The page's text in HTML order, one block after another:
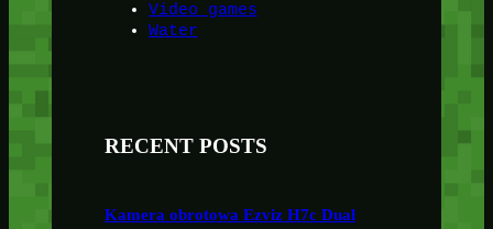
Video games
Water
RECENT POSTS
Kamera obrotowa Ezviz H7c Dual